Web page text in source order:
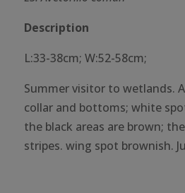
Description
L:33-38cm; W:52-58cm;
Summer visitor to wetlands.
collar and bottoms; white
the black areas are brown;
stripes. wing spot brownish.